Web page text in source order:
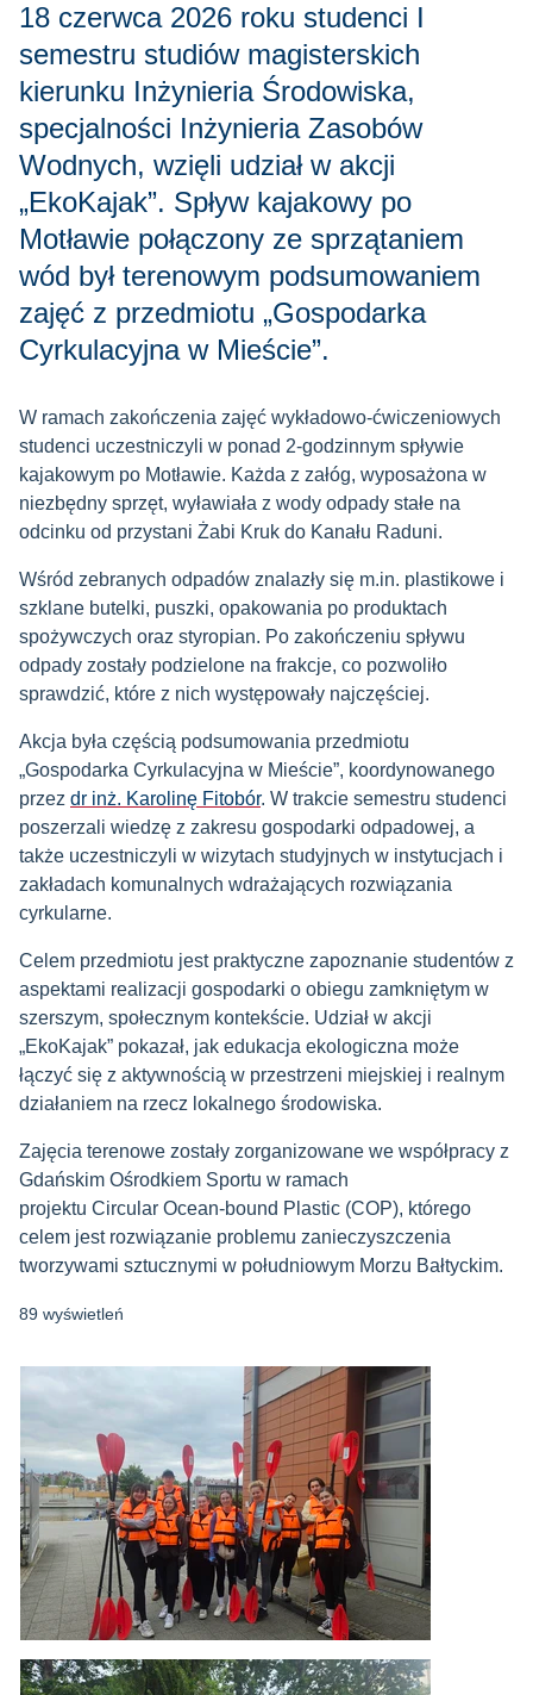
18 czerwca 2026 roku studenci I
semestru studiów magisterskich
kierunku Inżynieria Środowiska,
specjalności Inżynieria Zasobów
Wodnych, wzięli udział w akcji
„EkoKajak”. Spływ kajakowy po
Motławie połączony ze sprzątaniem
wód był terenowym podsumowaniem
zajęć z przedmiotu „Gospodarka
Cyrkulacyjna w Mieście”.
W ramach zakończenia zajęć wykładowo-ćwiczeniowych
studenci uczestniczyli w ponad 2-godzinnym spływie
kajakowym po Motławie. Każda z załóg, wyposażona w
niezbędny sprzęt, wyławiała z wody odpady stałe na
odcinku od przystani Żabi Kruk do Kanału Raduni.
Wśród zebranych odpadów znalazły się m.in. plastikowe i
szklane butelki, puszki, opakowania po produktach
spożywczych oraz styropian. Po zakończeniu spływu
odpady zostały podzielone na frakcje, co pozwoliło
sprawdzić, które z nich występowały najczęściej.
Akcja była częścią podsumowania przedmiotu
„Gospodarka Cyrkulacyjna w Mieście”, koordynowanego
przez dr inż. Karolinę Fitobór. W trakcie semestru studenci
poszerzali wiedzę z zakresu gospodarki odpadowej, a
także uczestniczyli w wizytach studyjnych w instytucjach i
zakładach komunalnych wdrażających rozwiązania
cyrkularne.
Celem przedmiotu jest praktyczne zapoznanie studentów z
aspektami realizacji gospodarki o obiegu zamkniętym w
szerszym, społecznym kontekście. Udział w akcji
„EkoKajak” pokazał, jak edukacja ekologiczna może
łączyć się z aktywnością w przestrzeni miejskiej i realnym
działaniem na rzecz lokalnego środowiska.
Zajęcia terenowe zostały zorganizowane we współpracy z
Gdańskim Ośrodkiem Sportu w ramach
projektu Circular Ocean-bound Plastic (COP), którego
celem jest rozwiązanie problemu zanieczyszczenia
tworzywami sztucznymi w południowym Morzu Bałtyckim.
89 wyświetleń